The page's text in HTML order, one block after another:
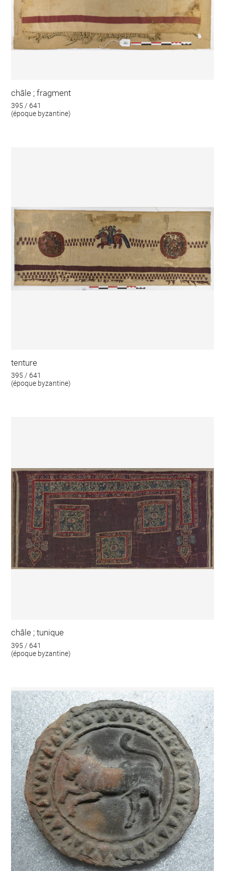
châle ; fragment
395 / 641
(époque byzantine)
tenture
395 / 641
(époque byzantine)
châle ; tunique
395 / 641
(époque byzantine)